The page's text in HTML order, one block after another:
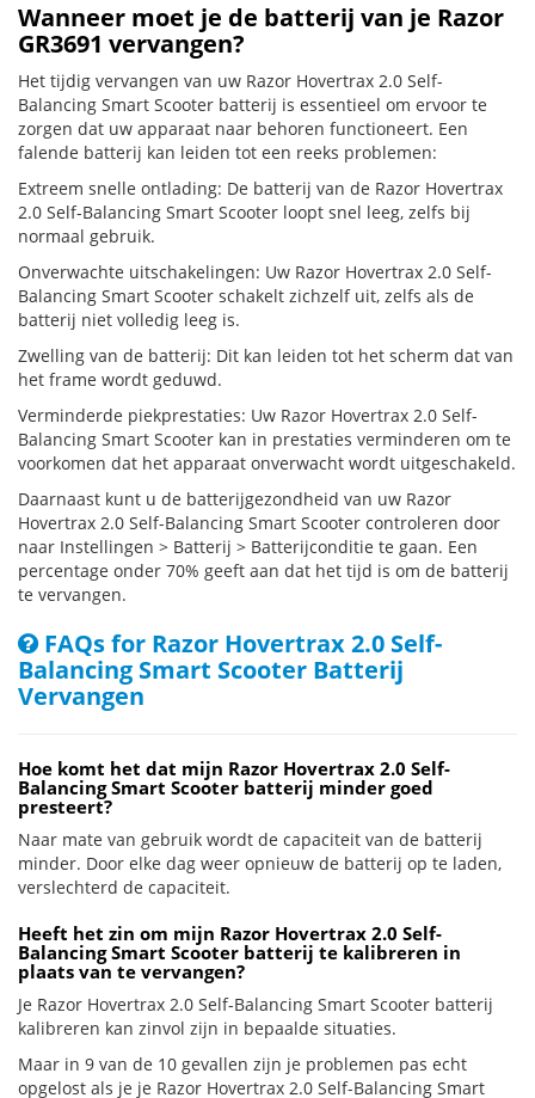
Wanneer moet je de batterij van je Razor
GR3691 vervangen?
Het tijdig vervangen van uw Razor Hovertrax 2.0 Self-
Balancing Smart Scooter batterij is essentieel om ervoor te
zorgen dat uw apparaat naar behoren functioneert. Een
falende batterij kan leiden tot een reeks problemen:
Extreem snelle ontlading: De batterij van de Razor Hovertrax
2.0 Self-Balancing Smart Scooter loopt snel leeg, zelfs bij
normaal gebruik.
Onverwachte uitschakelingen: Uw Razor Hovertrax 2.0 Self-
Balancing Smart Scooter schakelt zichzelf uit, zelfs als de
batterij niet volledig leeg is.
Zwelling van de batterij: Dit kan leiden tot het scherm dat van
het frame wordt geduwd.
Verminderde piekprestaties: Uw Razor Hovertrax 2.0 Self-
Balancing Smart Scooter kan in prestaties verminderen om te
voorkomen dat het apparaat onverwacht wordt uitgeschakeld.
Daarnaast kunt u de batterijgezondheid van uw Razor
Hovertrax 2.0 Self-Balancing Smart Scooter controleren door
naar Instellingen > Batterij > Batterijconditie te gaan. Een
percentage onder 70% geeft aan dat het tijd is om de batterij
te vervangen.
FAQs for Razor Hovertrax 2.0 Self-
Balancing Smart Scooter Batterij
Vervangen
Hoe komt het dat mijn Razor Hovertrax 2.0 Self-
Balancing Smart Scooter batterij minder goed
presteert?
Naar mate van gebruik wordt de capaciteit van de batterij
minder. Door elke dag weer opnieuw de batterij op te laden,
verslechterd de capaciteit.
Heeft het zin om mijn Razor Hovertrax 2.0 Self-
Balancing Smart Scooter batterij te kalibreren in
plaats van te vervangen?
Je Razor Hovertrax 2.0 Self-Balancing Smart Scooter batterij
kalibreren kan zinvol zijn in bepaalde situaties.
Maar in 9 van de 10 gevallen zijn je problemen pas echt
opgelost als je je Razor Hovertrax 2.0 Self-Balancing Smart